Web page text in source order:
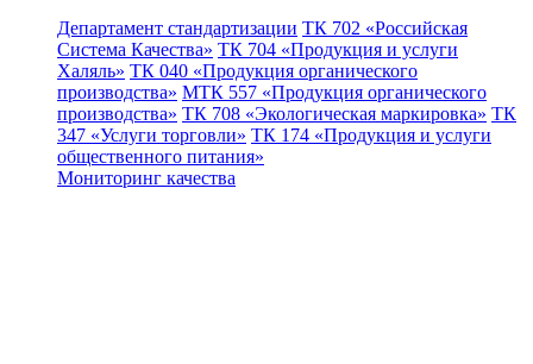
Департамент стандартизации ТК 702 «Российская
Система Качества» ТК 704 «Продукция и услуги
Халяль» ТК 040 «Продукция органического
производства» МТК 557 «Продукция органического
производства» ТК 708 «Экологическая маркировка» ТК
347 «Услуги торговли» ТК 174 «Продукция и услуги
общественного питания»
Мониторинг качества